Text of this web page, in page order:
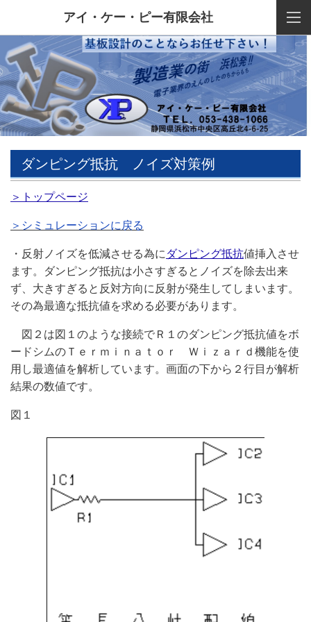
アイ・ケー・ピー有限会社
ダンピング抵抗 ノイズ対策例
＞トップページ
＞シミュレーションに戻る
・反射ノイズを低減させる為に ダンピング抵抗値挿入させ
ます。ダンピング抵抗は小さすぎるとノイズを除去出来
ず、大きすぎると反対方向に反射が発生してしまいます。
その為最適な抵抗値を求める必要があります。
図２は図１のような接続でＲ１のダンピング抵抗値をボ
ードシムのＴｅｒｍｉｎａｔｏｒ Ｗｉｚａｒｄ機能を使
用し最適値を解析しています。画面の下から２行目が解析
結果の数値です。
図１